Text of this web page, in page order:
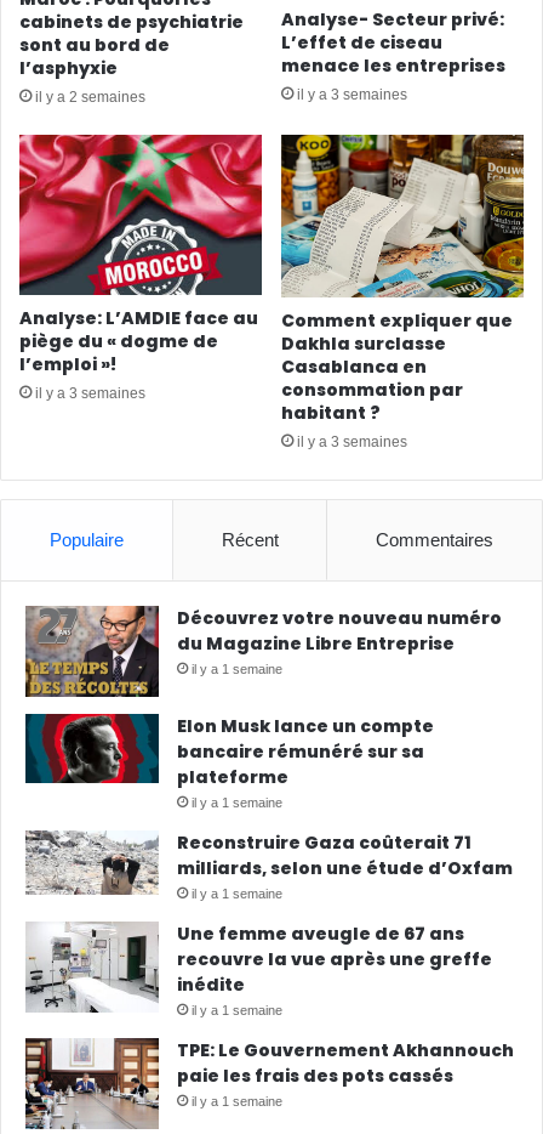
cabinets de psychiatrie
sont au bord de
l’asphyxie
il y a 2 semaines
Analyse- Secteur privé:
L’effet de ciseau
menace les entreprises
il y a 3 semaines
Analyse: L’AMDIE face au
piège du « dogme de
l’emploi »!
il y a 3 semaines
Comment expliquer que
Dakhla surclasse
Casablanca en
consommation par
habitant ?
il y a 3 semaines
Populaire Récent Commentaires
Découvrez votre nouveau numéro
du Magazine Libre Entreprise
il y a 1 semaine
Elon Musk lance un compte
bancaire rémunéré sur sa
plateforme
il y a 1 semaine
Reconstruire Gaza coûterait 71
milliards, selon une étude d’Oxfam
il y a 1 semaine
Une femme aveugle de 67 ans
recouvre la vue après une greffe
inédite
il y a 1 semaine
TPE: Le Gouvernement Akhannouch
paie les frais des pots cassés
il y a 1 semaine